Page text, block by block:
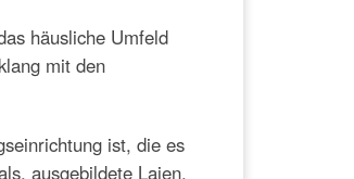
häusliche Umfeld
mit den
ist, die es
ausgebildete Laien,